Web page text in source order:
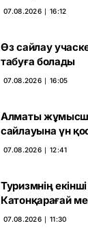
07.08.2026 ∣ 16:12
Өз сайлау
табуға болады
07.08.2026 ∣ 16:05
Алматы
сайлауына үн
07.08.2026 ∣ 12:41
Туризмнің
Катонқарағай
инвестиция не
07.08.2026 ∣ 11:30